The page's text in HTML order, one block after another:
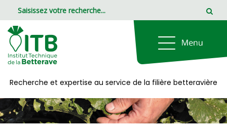
Recherche et expertise au service de la filière betteravière
Panneau de gestion des cookies